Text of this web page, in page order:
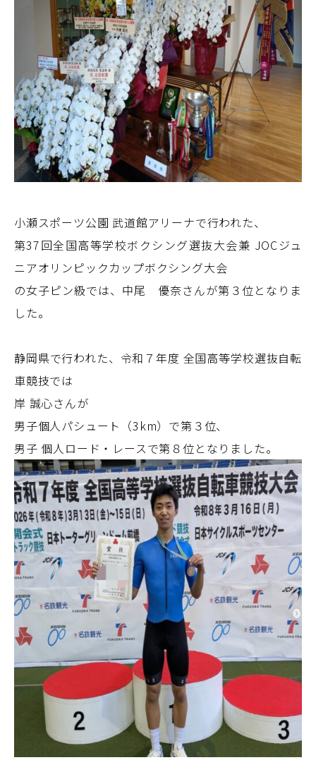
小瀬スポーツ公園 武道館アリーナで行われた、
第37回全国高等学校ボクシング選抜大会兼 JOCジュ
ニアオリンピックカップボクシング大会
の女子ピン級では、中尾 優奈さんが第３位となりま
した。
静岡県で行われた、令和７年度 全国高等学校選抜自転
車競技では
岸 誠心さんが
男子個人パシュート（3km）で第３位、
男子 個人ロード・レースで第８位となりました。